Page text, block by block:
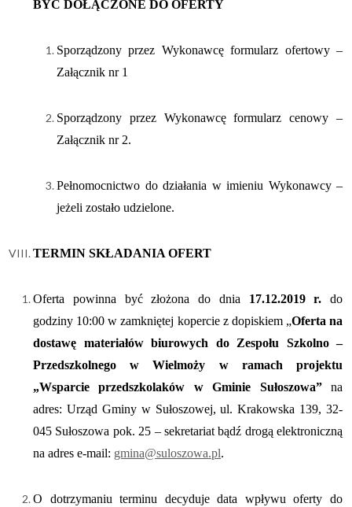
BYĆ DOŁĄCZONE DO OFERTY
Sporządzony przez Wykonawcę formularz ofertowy –
Załącznik nr 1
Sporządzony przez Wykonawcę formularz cenowy –
Załącznik nr 2.
Pełnomocnictwo do działania w imieniu Wykonawcy –
jeżeli zostało udzielone.
TERMIN SKŁADANIA OFERT
Oferta powinna być złożona do dnia 17.12.2019 r. do
godziny 10:00 w zamkniętej kopercie z dopiskiem „Oferta na
dostawę materiałów biurowych doZespołu Szkolno –
Przedszkolnego w Wielmoży w ramach projektu
„Wsparcie przedszkolaków w Gminie Sułoszowa”
na
adres: Urząd Gminy w Sułoszowej, ul. Krakowska 139, 32-
045 Sułoszowa pok. 25 – sekretariat bądź drogą elektroniczną
na adres e-mail: gmina@suloszowa.pl.
O dotrzymaniu terminu decyduje data wpływu oferty do